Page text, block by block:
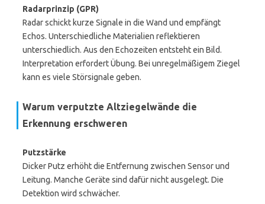
Radarprinzip (GPR)
Radar schickt kurze Signale in die Wand und empfängt
Echos. Unterschiedliche Materialien reflektieren
unterschiedlich. Aus den Echozeiten entsteht ein Bild.
Interpretation erfordert Übung. Bei unregelmäßigem Ziegel
kann es viele Störsignale geben.
Warum verputzte Altziegelwände die
Erkennung erschweren
Putzstärke
Dicker Putz erhöht die Entfernung zwischen Sensor und
Leitung. Manche Geräte sind dafür nicht ausgelegt. Die
Detektion wird schwächer.